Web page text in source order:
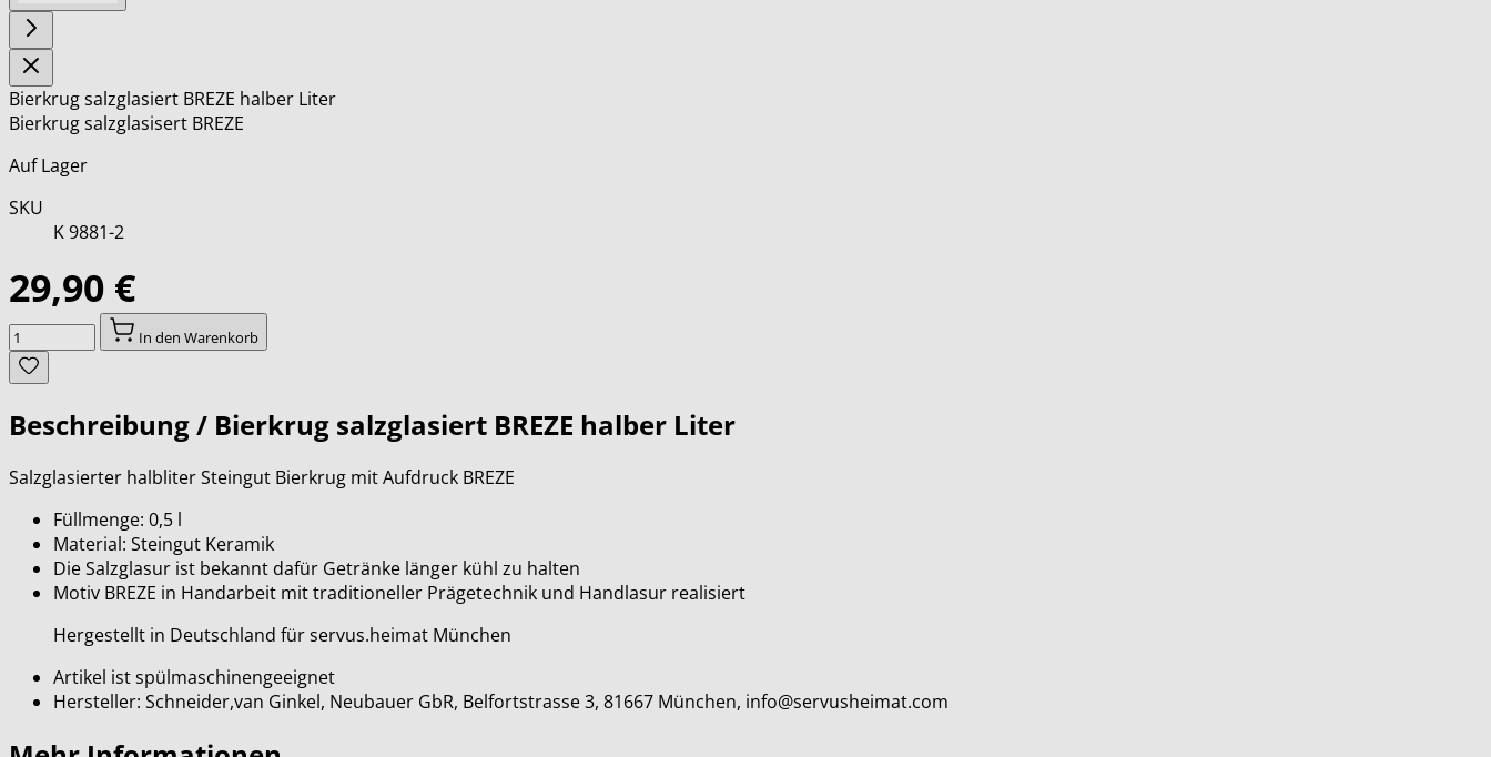
Bierkrug salzglasiert BREZE halber Liter
Bierkrug salzglasisert BREZE
Auf Lager
SKU
K 9881-2
29,90 €
Menge
In den Warenkorb
Beschreibung / Bierkrug salzglasiert BREZE halber Liter
Salzglasierter halbliter Steingut Bierkrug mit Aufdruck BREZE
Füllmenge: 0,5 l
Material: Steingut Keramik
Die Salzglasur ist bekannt dafür Getränke länger kühl zu halten
Motiv BREZE in Handarbeit mit traditioneller Prägetechnik und Handlasur realisiert
Hergestellt in Deutschland für servus.heimat München
Artikel ist spülmaschinengeeignet
Hersteller: Schneider,van Ginkel, Neubauer GbR, Belfortstrasse 3, 81667 München, info@servusheimat.com